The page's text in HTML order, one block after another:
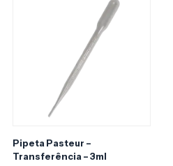
Pipeta Pasteur –
Transferência – 3ml